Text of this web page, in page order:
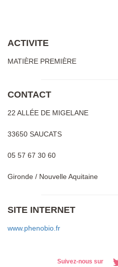
ACTIVITE
MATIÈRE PREMIÈRE
CONTACT
22 ALLÉE DE MIGELANE
33650 SAUCATS
05 57 67 30 60
Gironde / Nouvelle Aquitaine
SITE INTERNET
www.phenobio.fr
Suivez-nous sur